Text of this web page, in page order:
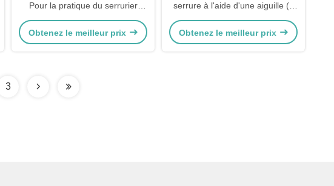
Pour la pratique du serrurier
autre outil de main Porte Fente
ouverte rapidement 4 pièces
Obtenez le meilleur prix
serrure à l'aide d'une aiguille (à
11 pièces) Ensemble d'outils de
serrurier
Obtenez le meilleur prix
3